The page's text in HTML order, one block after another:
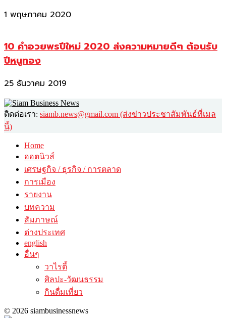
1 พฤษภาคม 2020
10 คำอวยพรปีใหม่ 2020 ส่งความหมายดีๆ ต้อนรับ
ปีหนูทอง
25 ธันวาคม 2019
ติดต่อเรา: siamb.news@gmail.com (ส่งข่าวประชาสัมพันธ์ที่เมล
นี้)
Home
ฮอตนิวส์
เศรษฐกิจ / ธุรกิจ / การตลาด
การเมือง
รายงาน
บทความ
สัมภาษณ์
ต่างประเทศ
english
อื่นๆ
วาไรตี้
ศิลปะ-วัฒนธรรม
กินดื่มเที่ยว
© 2026 siambusinessnews